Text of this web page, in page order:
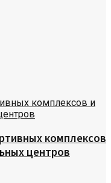
комплексов
центров